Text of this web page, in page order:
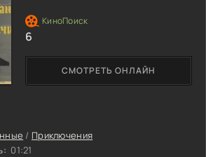
/ Приключения
01:21
СМОТРЕТЬ ОНЛАЙН
6